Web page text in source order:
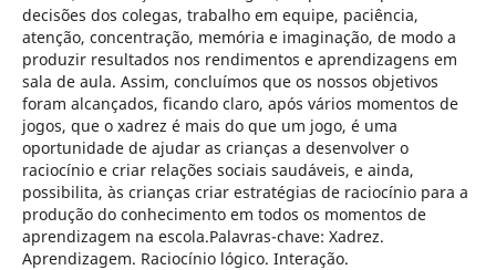
decisões dos colegas, trabalho em equipe, paciência,
atenção, concentração, memória e imaginação, de modo a
produzir resultados nos rendimentos e aprendizagens em
sala de aula. Assim, concluímos que os nossos objetivos
foram alcançados, ficando claro, após vários momentos de
jogos, que o xadrez é mais do que um jogo, é uma
oportunidade de ajudar as crianças a desenvolver o
raciocínio e criar relações sociais saudáveis, e ainda,
possibilita, às crianças criar estratégias de raciocínio para a
produção do conhecimento em todos os momentos de
aprendizagem na escola.Palavras-chave: Xadrez.
Aprendizagem. Raciocínio lógico. Interação.